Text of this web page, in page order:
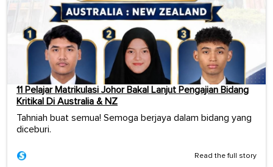
11 Pelajar Matrikulasi Johor Bakal Lanjut Pengajian Bidang
Kritikal Di Australia & NZ
Tahniah buat semua! Semoga berjaya dalam bidang yang
diceburi.
Read the full story